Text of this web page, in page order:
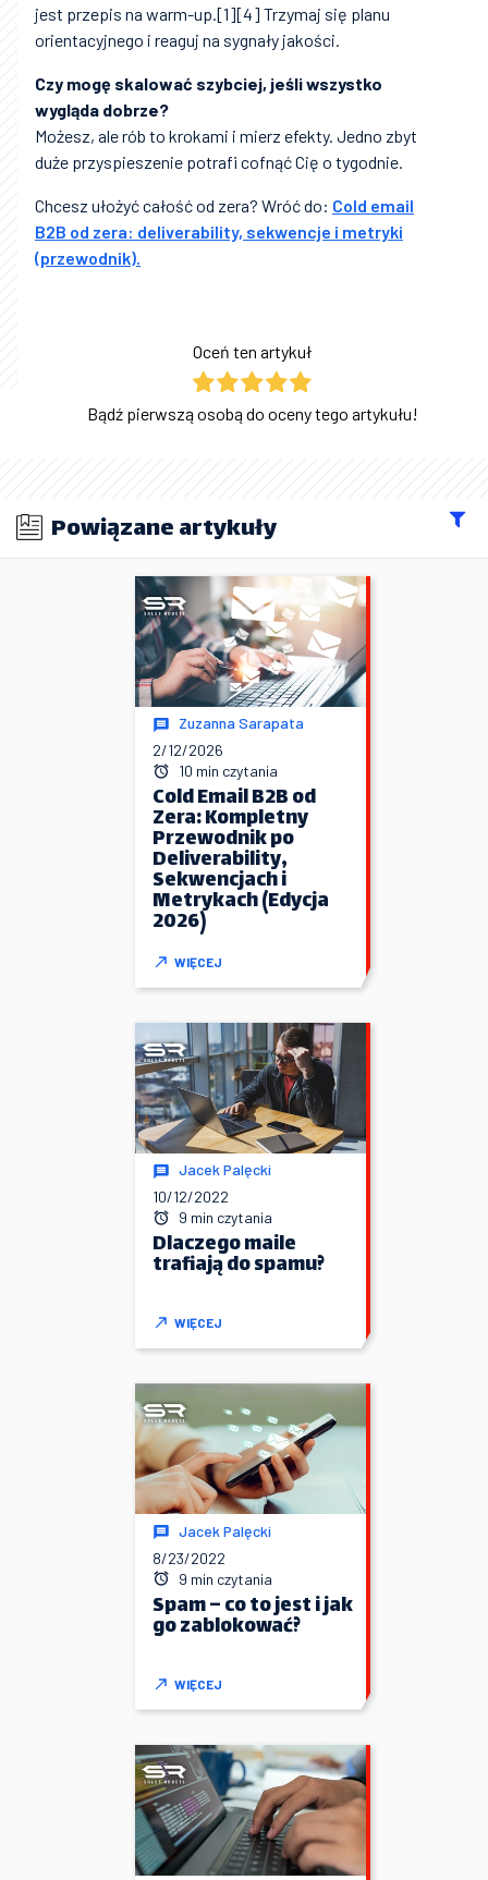
jest przepis na warm-up.[1][4] Trzymaj się planu
orientacyjnego i reaguj na sygnały jakości.
Czy mogę skalować szybciej, jeśli wszystko
wygląda dobrze?
Możesz, ale rób to krokami i mierz efekty. Jedno zbyt
duże przyspieszenie potrafi cofnąć Cię o tygodnie.
Chcesz ułożyć całość od zera? Wróć do: Cold email
B2B od zera: deliverability, sekwencje i metryki
(przewodnik).
Oceń ten artykuł
Bądź pierwszą osobą do oceny tego artykułu!
Powiązane artykuły
Zuzanna Sarapata
2/12/2026
10 min czytania
Cold Email B2B od
Zera: Kompletny
Przewodnik po
Deliverability,
Sekwencjach i
Metrykach (Edycja
2026)
WIĘCEJ
Jacek Palęcki
10/12/2022
9 min czytania
Dlaczego maile
trafiają do spamu?
WIĘCEJ
Jacek Palęcki
8/23/2022
9 min czytania
Spam – co to jest i jak
go zablokować?
WIĘCEJ